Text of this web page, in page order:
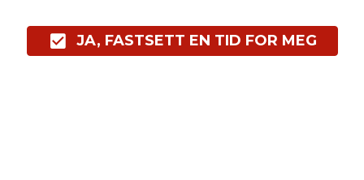
JA, FASTSETT EN TID FOR MEG